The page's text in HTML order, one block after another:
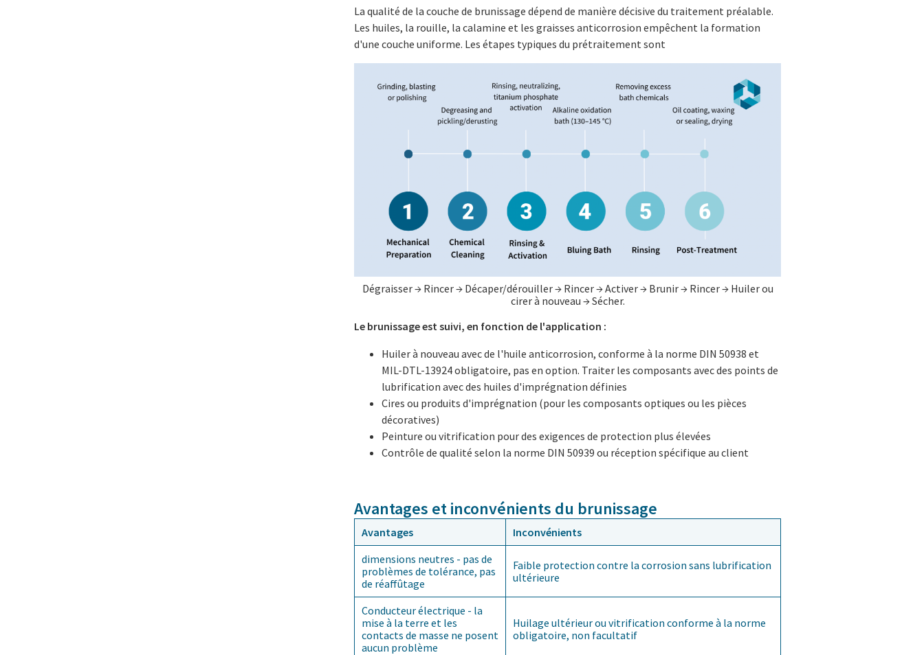
La qualité de la couche de brunissage dépend de manière décisive du traitement préalable.
Les huiles, la rouille, la calamine et les graisses anticorrosion empêchent la formation
d'une couche uniforme. Les étapes typiques du prétraitement sont
Dégraisser → Rincer → Décaper/dérouiller → Rincer → Activer → Brunir → Rincer → Huiler ou
cirer à nouveau → Sécher.
Le brunissage est suivi, en fonction de l'application :
Huiler à nouveau avec de l'huile anticorrosion, conforme à la norme DIN 50938 et
MIL-DTL-13924 obligatoire, pas en option. Traiter les composants avec des points de
lubrification avec des huiles d'imprégnation définies
Cires ou produits d'imprégnation (pour les composants optiques ou les pièces
décoratives)
Peinture ou vitrification pour des exigences de protection plus élevées
Contrôle de qualité selon la norme DIN 50939 ou réception spécifique au client
Avantages et inconvénients du brunissage
Avantages
Inconvénients
dimensions neutres - pas de
problèmes de tolérance, pas
de réaffûtage
Faible protection contre la corrosion sans lubrification
ultérieure
Conducteur électrique - la
mise à la terre et les
contacts de masse ne posent
aucun problème
Huilage ultérieur ou vitrification conforme à la norme
obligatoire, non facultatif